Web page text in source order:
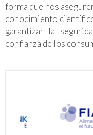
forma que nos
conocimiento
garantizar la
confianza de los